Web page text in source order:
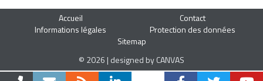
Accueil
Contact
Informations légales
Protection des données
Sitemap
© 2026 | designed by CANVAS